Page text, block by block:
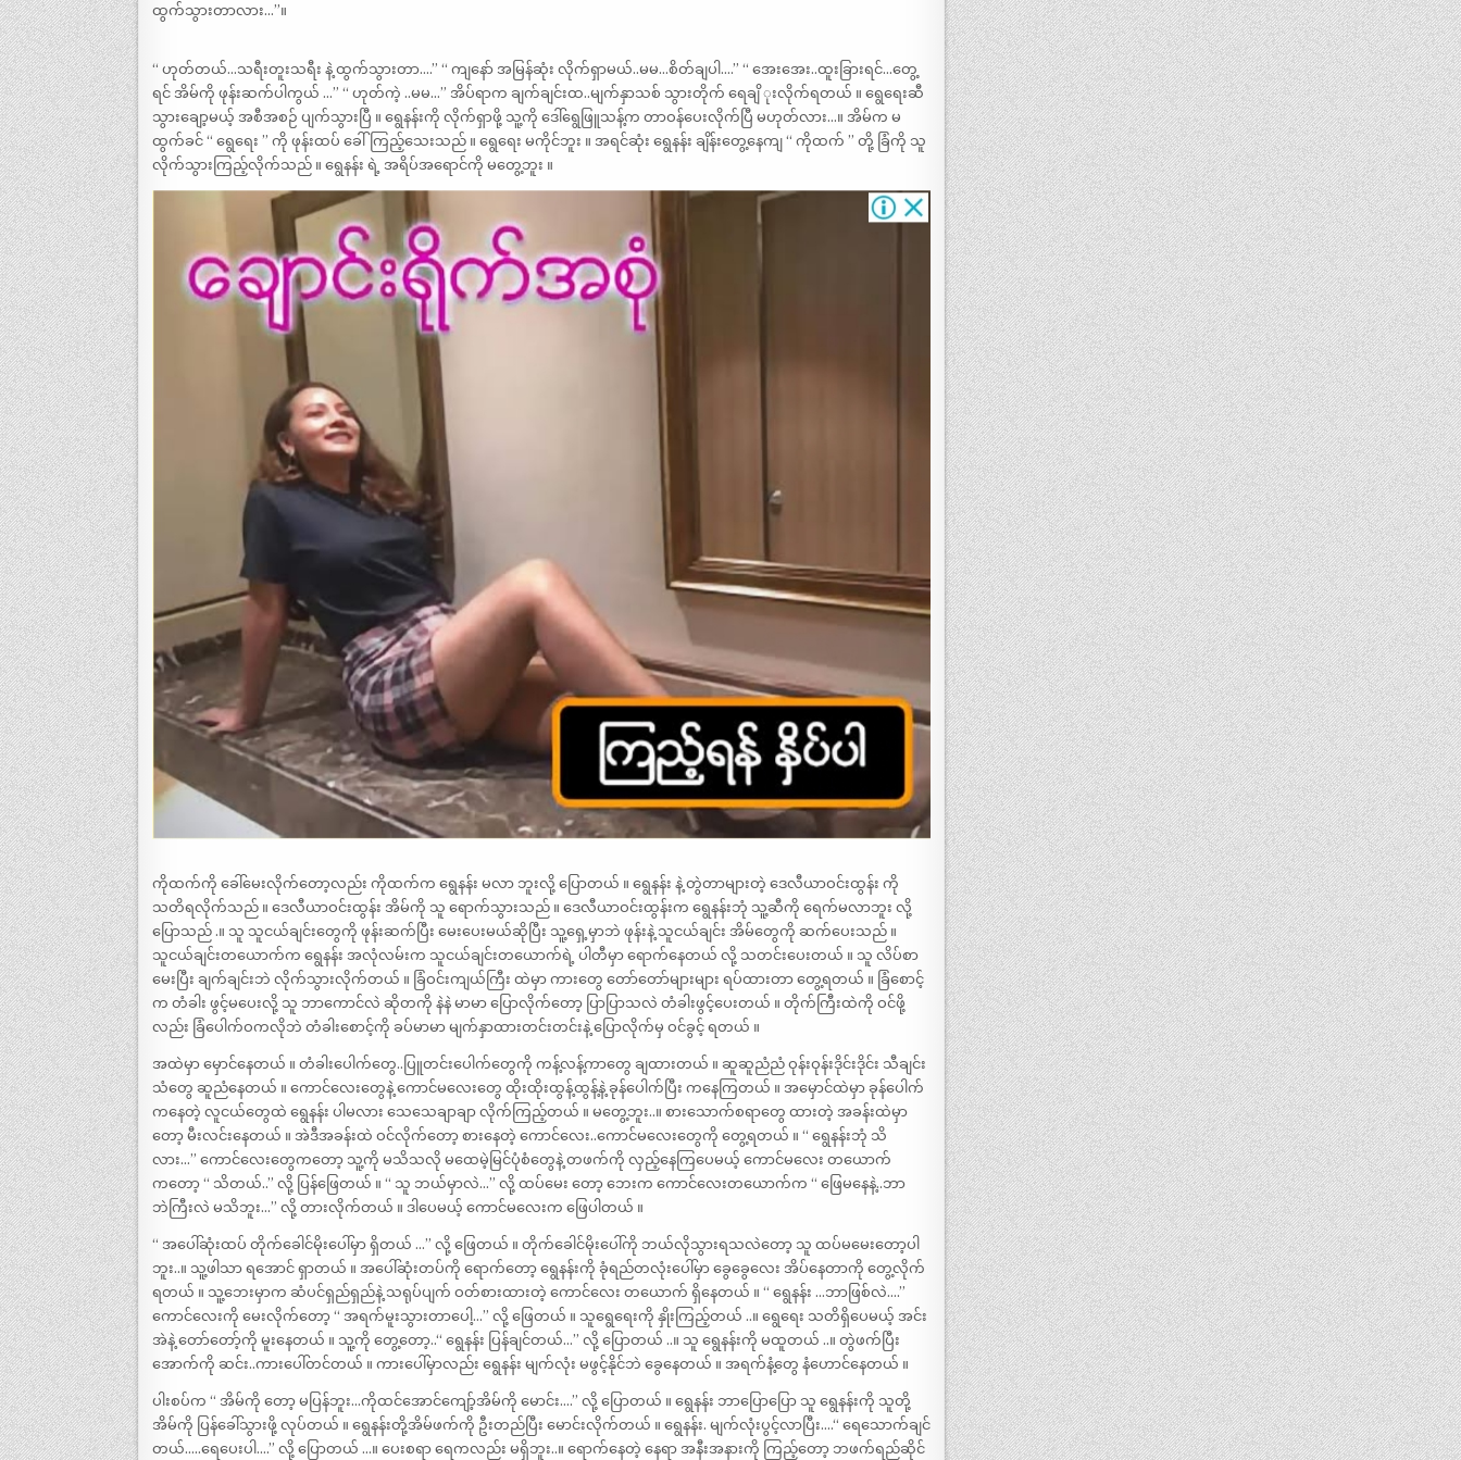
ထွက်သွားတာလား…”။
“ ဟုတ်တယ်…သရီးတူးသရီး နဲ့ ထွက်သွားတာ….” “ ကျနော် အမြန်ဆုံး လိုက်ရှာမယ်..မမ…စိတ်ချပါ….” “ အေးအေး..ထူးခြားရင်…တွေ့
ရင် အိမ်ကို ဖုန်းဆက်ပါကွယ် …” “ ဟုတ်ကဲ့ ..မမ…” အိပ်ရာက ချက်ချင်းထ..မျက်နှာသစ် သွားတိုက် ရေချိ ုးလိုက်ရတယ် ။ ရွေရေးဆီ
သွားချော့မယ့် အစီအစဉ် ပျက်သွားပြီ ။ ရွေနန်းကို လိုက်ရှာဖို့ သူ့ကို ဒေါ်ရွေဖြူသန့်က တာဝန်ပေးလိုက်ပြီ မဟုတ်လား…။ အိမ်က မ
ထွက်ခင် “ ရွေရေး ” ကို ဖုန်းထပ် ခေါ်ကြည့်သေးသည် ။ ရွေရေး မကိုင်ဘူး ။ အရင်ဆုံး ရွေနန်း ချိန်းတွေ့နေကျ “ ကိုထက် ” တို့ ခြံကို သူ
လိုက်သွားကြည့်လိုက်သည် ။ ရွေနန်း ရဲ့ အရိပ်အရောင်ကို မတွေ့ဘူး ။
ကိုထက်ကို ခေါ်မေးလိုက်တော့လည်း ကိုထက်က ရွေနန်း မလာ ဘူးလို့ ပြောတယ် ။ ရွေနန်း နဲ့ တွဲတာများတဲ့ ဒေလီယာဝင်းထွန်း ကို
သတိရလိုက်သည် ။ ဒေလီယာဝင်းထွန်း အိမ်ကို သူ ရောက်သွားသည် ။ ဒေလီယာဝင်းထွန်းက ရွေနန်းဘုံ သူ့ဆီကို ရေက်မလာဘူး လို့
ပြောသည် .။ သူ သူငယ်ချင်းတွေကို ဖုန်းဆက်ပြီး မေးပေးမယ်ဆိုပြီး သူ့ရှေ့မှာဘဲ ဖုန်းနဲ့ သူငယ်ချင်း အိမ်တွေကို ဆက်ပေးသည် ။
သူငယ်ချင်းတယောက်က ရွေနန်း အလုံလမ်းက သူငယ်ချင်းတယောက်ရဲ့ ပါတီမှာ ရောက်နေတယ် လို့ သတင်းပေးတယ် ။ သူ လိပ်စာ
မေးပြီး ချက်ချင်းဘဲ လိုက်သွားလိုက်တယ် ။ ခြံဝင်းကျယ်ကြီး ထဲမှာ ကားတွေ တော်တော်များများ ရပ်ထားတာ တွေ့ရတယ် ။ ခြံစောင့်
က တံခါး ဖွင့်မပေးလို့ သူ ဘာကောင်လဲ ဆိုတကို နဲနဲ မာမာ ပြောလိုက်တော့ ပြာပြာသလဲ တံခါးဖွင့်ပေးတယ် ။ တိုက်ကြီးထဲကို ဝင်ဖို့
လည်း ခြံပေါက်ဝကလိုဘဲ တံခါးစောင့်ကို ခပ်မာမာ မျက်နှာထားတင်းတင်းနဲ့ ပြောလိုက်မှ ဝင်ခွင့် ရတယ် ။
အထဲမှာ မှောင်နေတယ် ။ တံခါးပေါက်တွေ..ပြူတင်းပေါက်တွေကို ကန့်လန့်ကာတွေ ချထားတယ် ။ ဆူဆူညံညံ ဝုန်းဝုန်းဒိုင်းဒိုင်း သီချင်း
သံတွေ ဆူညံနေတယ် ။ ကောင်လေးတွေနဲ့ ကောင်မလေးတွေ ထိုးထိုးထွန့်ထွန့်နဲ့ ခုန်ပေါက်ပြီး ကနေကြတယ် ။ အမှောင်ထဲမှာ ခုန်ပေါက်
ကနေတဲ့ လူငယ်တွေထဲ ရွေနန်း ပါမလား သေသေချာချာ လိုက်ကြည့်တယ် ။ မတွေ့ဘူး..။ စားသောက်စရာတွေ ထားတဲ့ အခန်းထဲမှာ
တော့ မီးလင်းနေတယ် ။ အဲဒီအခန်းထဲ ဝင်လိုက်တော့ စားနေတဲ့ ကောင်လေး..ကောင်မလေးတွေကို တွေ့ရတယ် ။ “ ရွေနန်းဘုံ သိ
လား…” ကောင်လေးတွေကတော့ သူ့ကို မသိသလို မထေမဲ့မြင်ပုံစံတွေနဲ့ တဖက်ကို လှည့်နေကြပေမယ့် ကောင်မလေး တယောက်
ကတော့ “ သိတယ်..” လို့ ပြန်ဖြေတယ် ။ “ သူ ဘယ်မှာလဲ…” လို့ ထပ်မေး တော့ ဘေးက ကောင်လေးတယောက်က “ ဖြေမနေနဲ့..ဘာ
ဘဲကြီးလဲ မသိဘူး…” လို့ တားလိုက်တယ် ။ ဒါပေမယ့် ကောင်မလေးက ဖြေပါတယ် ။
“ အပေါ်ဆုံးထပ် တိုက်ခေါင်မိုးပေါ်မှာ ရှိတယ် …” လို့ ဖြေတယ် ။ တိုက်ခေါင်မိုးပေါ်ကို ဘယ်လိုသွားရသလဲတော့ သူ ထပ်မမေးတော့ပါ
ဘူး..။ သူ့ဖါသာ ရအောင် ရှာတယ် ။ အပေါ်ဆုံးတပ်ကို ရောက်တော့ ရွေနန်းကို ခုံရည်တလုံးပေါ်မှာ ခွေခွေလေး အိပ်နေတာကို တွေ့လိုက်
ရတယ် ။ သူ့ဘေးမှာက ဆံပင်ရှည်ရှည်နဲ့ သရုပ်ပျက် ဝတ်စားထားတဲ့ ကောင်လေး တယောက် ရှိနေတယ် ။ “ ရွေနန်း …ဘာဖြစ်လဲ….”
ကောင်လေးကို မေးလိုက်တော့ “ အရက်မူးသွားတာပေါ့…” လို့ ဖြေတယ် ။ သူရွေရေးကို နှိုးကြည့်တယ် ..။ ရွေရေး သတိရှိပေမယ့် အင်း
အဲနဲ့ တော်တော့်ကို မူးနေတယ် ။ သူ့ကို တွေ့တော့..“ ရွေနန်း ပြန်ချင်တယ်…” လို့ ပြောတယ် ..။ သူ ရွေနန်းကို မထူတယ် ..။ တွဲဖက်ပြီး
အောက်ကို ဆင်း..ကားပေါ်တင်တယ် ။ ကားပေါ်မှာလည်း ရွေနန်း မျက်လုံး မဖွင့်နိုင်ဘဲ ခွေနေတယ် ။ အရက်နံ့တွေ နံဟောင်နေတယ် ။
ပါးစပ်က “ အိမ်ကို တော့ မပြန်ဘူး…ကိုထင်အောင်ကျော့်အိမ်ကို မောင်း….” လို့ ပြောတယ် ။ ရွေနန်း ဘာပြောပြော သူ ရွေနန်းကို သူတို့
အိမ်ကို ပြန်ခေါ်သွားဖို့ လုပ်တယ် ။ ရွေနန်းတို့အိမ်ဖက်ကို ဦးတည်ပြီး မောင်းလိုက်တယ် ။ ရွေနန်း. မျက်လုံးပွင့်လာပြီး….“ ရေသောက်ချင်
တယ်…..ရေပေးပါ….” လို့ ပြောတယ် …။ ပေးစရာ ရေကလည်း မရှိဘူး..။ ရောက်နေတဲ့ နေရာ အနီးအနားကို ကြည့်တော့ ဘဖက်ရည်ဆိုင်